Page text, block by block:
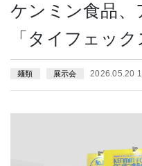
ケンミン食品、
「タイフェッ
麺類 展示会 2026.05.20